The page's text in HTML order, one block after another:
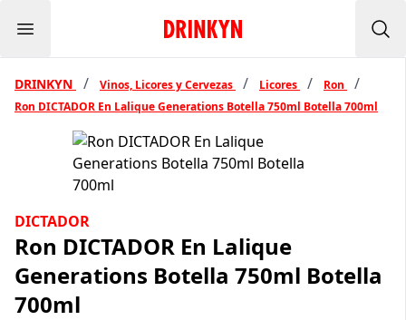
Menu Inicio Drinkyn
DRINKYN / Vinos, Licores y Cervezas / Licores / Ron /
Ron DICTADOR En Lalique Generations Botella 750ml Botella 700ml
DICTADOR
Ron DICTADOR En Lalique
Generations Botella 750ml Botella
700ml